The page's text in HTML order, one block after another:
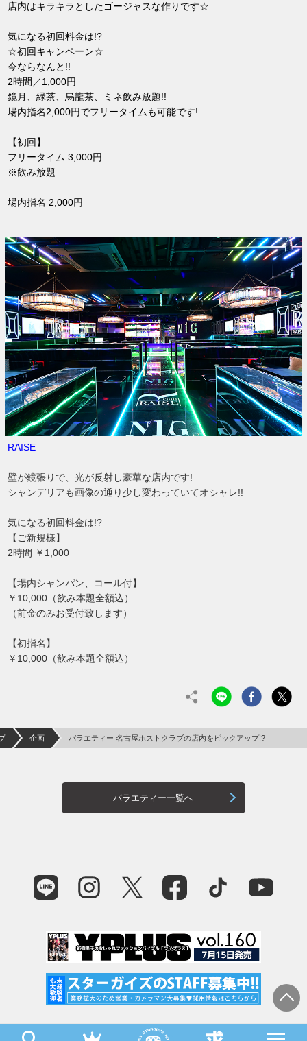
店内はキラキラとしたゴージャスな作りです☆
気になる初回料金は!?
☆初回キャンペーン☆
今ならなんと!!
2時間／1,000円
鏡月、緑茶、烏龍茶、ミネ飲み放題!!
場内指名2,000円でフリータイムも可能です!
【初回】
フリータイム 3,000円
※飲み放題
場内指名 2,000円
RAISE
壁が鏡張りで、光が反射し豪華な店内です!
シャンデリアも画像の通り少し変わっていてオシャレ!!
気になる初回料金は!?
【ご新規様】
2時間 ￥1,000
【場内シャンパン、コール付】
￥10,000（飲み本題全額込）
（前金のみお受付致します）
【初指名】
￥10,000（飲み本題全額込）
企画 バラエティー 名古屋ホストクラブの店内をピックアップ!?
バラエティー一覧へ